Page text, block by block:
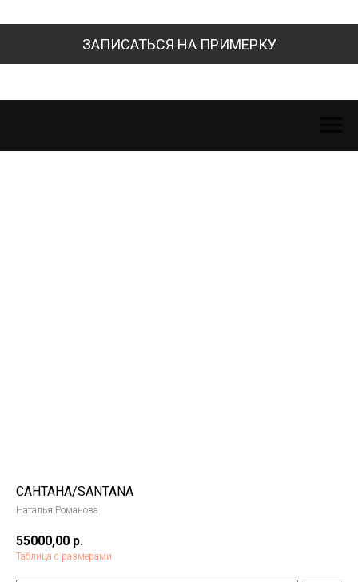
ЗАПИСАТЬСЯ НА ПРИМЕРКУ
САНТАНА/SANTANA
Наталья Романова
55000,00 р.
Таблица с размерами